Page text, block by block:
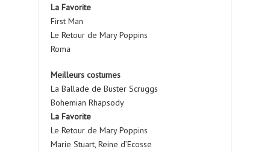
La Favorite
First Man
Le Retour de Mary Poppins
Roma
Meilleurs costumes
La Ballade de Buster Scruggs
Bohemian Rhapsody
La Favorite
Le Retour de Mary Poppins
Marie Stuart, Reine d’Ecosse